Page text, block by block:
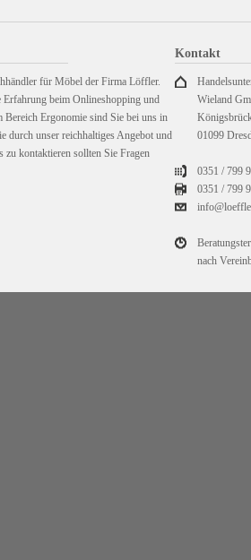
für Möbel der Firma Löffler.
Erfahrung beim Onlineshopping und
Bereich Ergonomie sind Sie bei uns in
durch unser reichhaltiges Angebot und
zu kontaktieren sollten Sie Fragen
Kontakt
Wieland
01099
0351 / 799
0351 /799
nach